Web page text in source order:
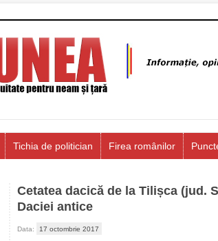
Tichia de politician Firea românilor
Cetatea dacică de la Tilișca (jud.
Daciei antice
Data: 17 octombrie 2017